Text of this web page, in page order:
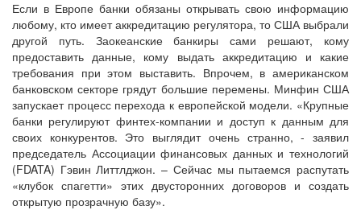
Если в Европе банки обязаны открывать свою информацию
любому, кто имеет аккредитацию регулятора, то США выбрали
другой путь. Заокеанские банкиры сами решают, кому
предоставить данные, кому выдать аккредитацию и какие
требования при этом выставить. Впрочем, в американском
банковском секторе грядут большие перемены. Минфин США
запускает процесс перехода к европейской модели. «Крупные
банки регулируют финтех-компании и доступ к данным для
своих конкурентов. Это выглядит очень странно, - заявил
председатель Ассоциации финансовых данных и технологий
(FDATA) Гэвин Литтлджон. – Сейчас мы пытаемся распутать
«клубок спагетти» этих двусторонних договоров и создать
открытую прозрачную базу».